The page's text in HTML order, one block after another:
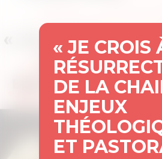
« JE CROIS
DE LA
ENJEUX
ET